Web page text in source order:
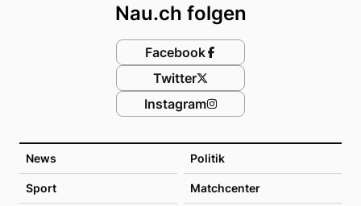
News Politik
Sport Matchcenter
Nau.ch folgen
Facebook
Twitter
Instagram